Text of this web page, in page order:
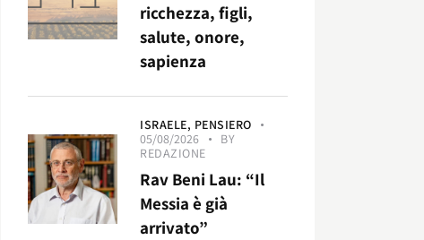
ricchezza, figli,
salute, onore,
sapienza
ISRAELE, PENSIERO
05/08/2026
BY
REDAZIONE
Rav Beni Lau: “Il
Messia è già
arrivato”